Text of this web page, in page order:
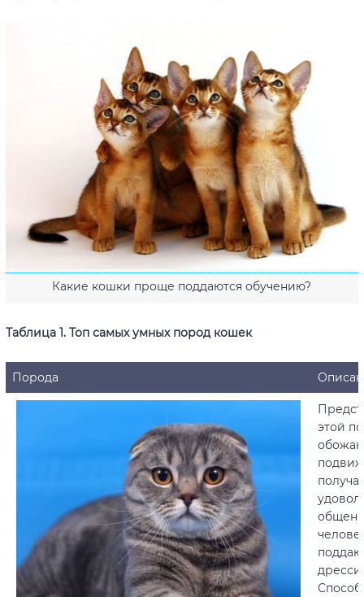
Какие кошки проще поддаются обучению?
Таблица 1. Топ самых умных пород кошек
Порода
этой